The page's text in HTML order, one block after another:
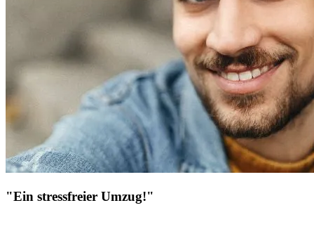
"Ein stressfreier Umzug!"